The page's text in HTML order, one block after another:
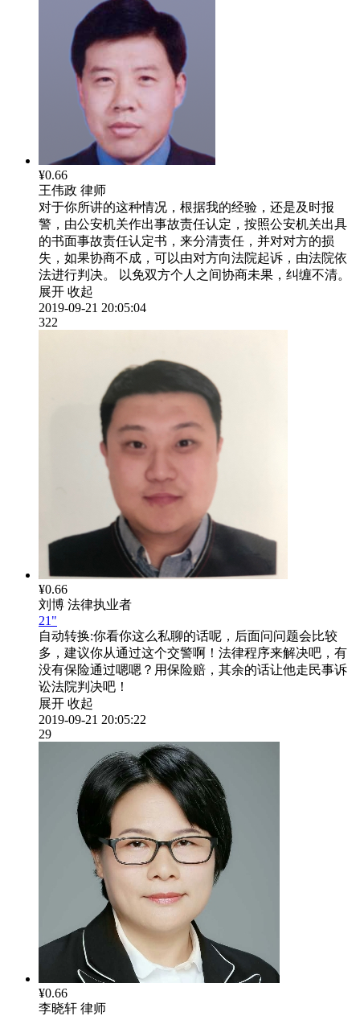
¥0.66
王伟政 律师
对于你所讲的这种情况，根据我的经验，还是及时报
警，由公安机关作出事故责任认定，按照公安机关出具
的书面事故责任认定书，来分清责任，并对对方的损
失，如果协商不成，可以由对方向法院起诉，由法院依
法进行判决。 以免双方个人之间协商未果，纠缠不清。
展开 收起
2019-09-21 20:05:04
322
¥0.66
刘博 法律执业者
21"
自动转换:你看你这么私聊的话呢，后面问问题会比较
多，建议你从通过这个交警啊！法律程序来解决吧，有
没有保险通过嗯嗯？用保险赔，其余的话让他走民事诉
讼法院判决吧！
展开 收起
2019-09-21 20:05:22
29
¥0.66
李晓轩 律师